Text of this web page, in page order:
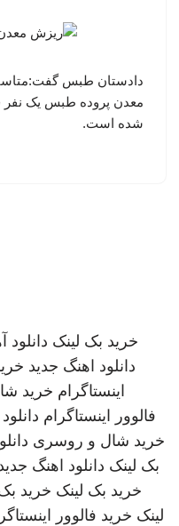
معدن پروده طبس یک نفر
شده است.
خرید بک لینک دانلود
دانلود اهنگ جدید
اینستاگرام خرید
فالوور اینستاگرام
خرید شال و روسری
بک لینک دانلود اهنگ
خرید بک لینک خرید
لینک خرید فالوور